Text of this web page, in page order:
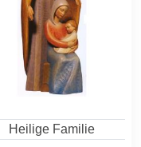
Heilige Familie